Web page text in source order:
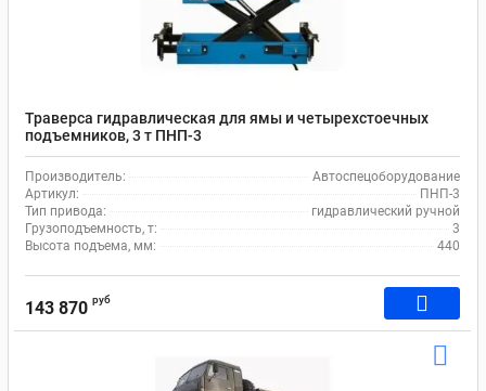
Траверса гидравлическая для ямы и четырехстоечных
подъемников, 3 т ПНП-3
Производитель:
Автоспецоборудование
Артикул:
ПНП-3
Тип привода:
гидравлический ручной
Грузоподъемность, т:
3
Высота подъема, мм:
440
143 870 руб